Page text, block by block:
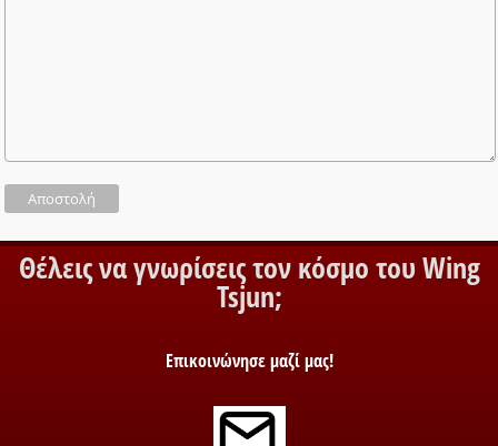
Θέλεις να γνωρίσεις τον κόσμο του Wing
Tsjun;
Επικοινώνησε μαζί μας!